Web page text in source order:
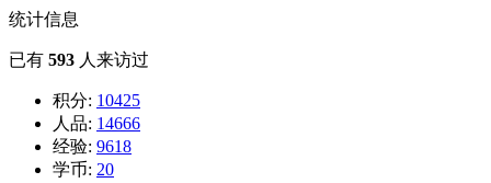
统计信息
已有 593 人来访过
积分: 10425
人品: 14666
经验: 9618
学币: 20